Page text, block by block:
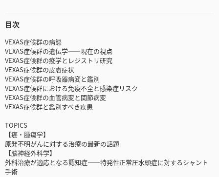
目次
VEXAS症候群の病態
VEXAS症候群の遺伝学――現在の視点
VEXAS症候群の疫学とレジストリ研究
VEXAS症候群の皮膚症状
VEXAS症候群の呼吸器病変と鑑別
VEXAS症候群における免疫不全と感染症リスク
VEXAS症候群の血管病変と関節病変
VEXAS症候群と鑑別すべき疾患
TOPICS
【癌・腫瘍学】
原発不明がんに対する治療の最新の話題
【脳神経外科学】
外科治療が適応となる認知症――特発性正常圧水頭症に対するシャント
手術